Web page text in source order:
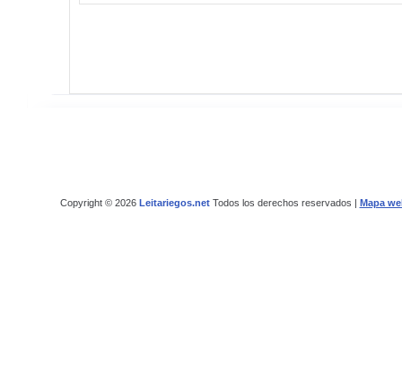
Copyright © 2026 Leitariegos.netTodos los derechos reservados | Mapa